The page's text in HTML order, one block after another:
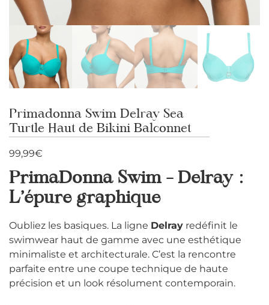
Primadonna Swim Delray Sea
Turtle Haut de Bikini Balconnet
99,99€
PrimaDonna Swim – Delray :
L’épure graphique
Oubliez les basiques. La ligne Delray redéfinit le
swimwear haut de gamme avec une esthétique
minimaliste et architecturale. C’est la rencontre
parfaite entre une coupe technique de haute
précision et un look résolument contemporain.